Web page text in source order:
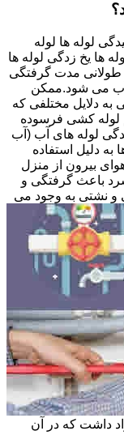
لوله ها لوله
ها یخ زدگی لوله ها
طولانی مدت گرفتگی
آب می شود.ممکن
به دلایل مختلفی که
لوله کشی فرسوده
لوله های آب (آب
دلیل استفاده
بیرون از منزل
باعث گرفتگی و
و نشتی به وجود می
داشت که در آن